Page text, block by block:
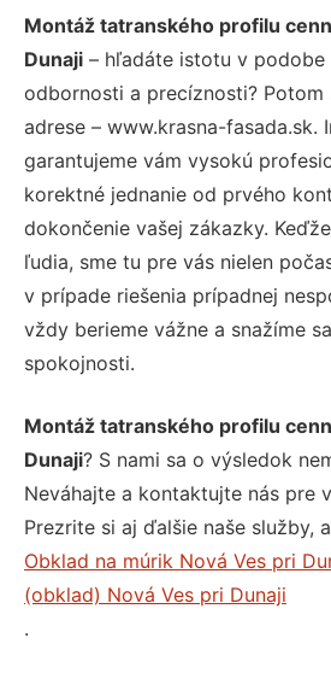
Montáž tatranského profilu
Dunaji – hľadáte istotu v podobe
odbornosti a precíznosti? Potom
adrese – www.krasna-fasada.sk.
garantujeme vám vysokú
korektné jednanie od prvého
dokončenie vašej zákazky.
ľudia, sme tu pre vás nielen
v prípade riešenia prípadnej
vždy berieme vážne a snažíme
spokojnosti.
Montáž tatranského profilu
Dunaji? S nami sa o výsledok
Neváhajte a kontaktujte nás pre
Prezrite si aj ďalšie naše služby,
Obklad na múrik Nová Ves pri
(obklad) Nová Ves pri Dunaji
.